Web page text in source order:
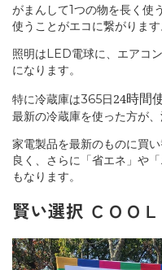
がまんして1つの物を長く使
使うことがエコに繋がります
照明は LED電球に、エアコ
になります。
特に冷蔵庫は365日24時間
最新の冷蔵庫を使った方が
家電製品を最新のものに買
良く、さらに「省エネ」や
もなります。
賢い選択 ＣＯＯ